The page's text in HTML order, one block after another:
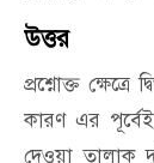
উত্তর
প্রশ্নোক্ত
কারণ এর পূর্বেই
দেওয়া তালাক